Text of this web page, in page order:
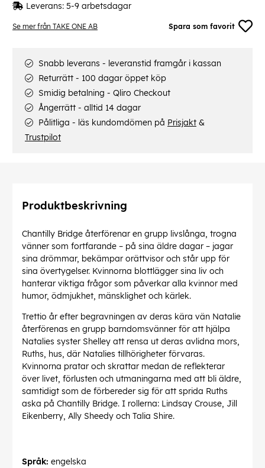
Se mer från TAKE ONE AB Spara som favorit
Leverans: 5-9 arbetsdagar
Snabb leverans - leveranstid framgår i kassan
Returrätt - 100 dagar öppet köp
Smidig betalning - Qliro Checkout
Ångerrätt - alltid 14 dagar
Pålitliga - läs kundomdömen på Prisjakt &
Trustpilot
Produktbeskrivning
Chantilly Bridge återförenar en grupp livslånga, trogna
vänner som fortfarande – på sina äldre dagar – jagar
sina drömmar, bekämpar orättvisor och står upp för
sina övertygelser. Kvinnorna blottlägger sina liv och
hanterar viktiga frågor som påverkar alla kvinnor med
humor, ödmjukhet, mänsklighet och kärlek.
Trettio år efter begravningen av deras kära vän Natalie
återförenas en grupp barndomsvänner för att hjälpa
Natalies syster Shelley att rensa ut deras avlidna mors,
Ruths, hus, där Natalies tillhörigheter förvaras.
Kvinnorna pratar och skrattar medan de reflekterar
över livet, förlusten och utmaningarna med att bli äldre,
samtidigt som de förbereder sig för att sprida Ruths
aska på Chantilly Bridge. I rollerna: Lindsay Crouse, Jill
Eikenberry, Ally Sheedy och Talia Shire.
Språk: engelska